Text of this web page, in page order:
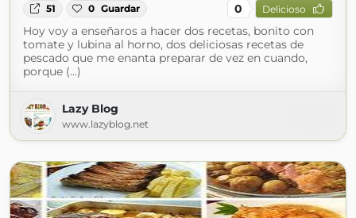
51 0 Guardar 0 Delicioso
Hoy voy a enseñaros a hacer dos recetas, bonito con
tomate y lubina al horno, dos deliciosas recetas de
pescado que me enanta preparar de vez en cuando,
porque (...)
Lazy Blog
www.lazyblog.net